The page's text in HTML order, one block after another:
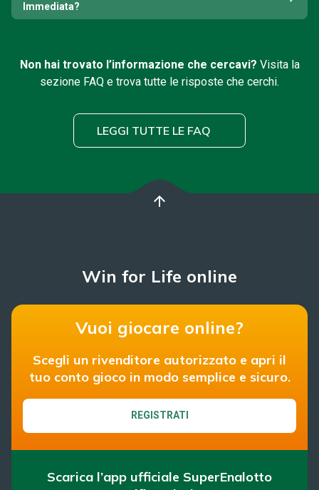
Immediata?
Non hai trovato l’informazione che cercavi? Visita la
sezione FAQ e trova tutte le risposte che cerchi.
LEGGI TUTTE LE FAQ
arrow_upward
Win for Life online
Vuoi giocare online?
Scegli un rivenditore autorizzato e apri il
tuo conto gioco in modo semplice e sicuro.
REGISTRATI
Scarica l’app ufficiale SuperEnalotto